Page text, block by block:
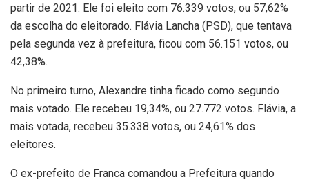
partir de 2021. Ele foi eleito com 76.339 votos, ou 57,62%
da escolha do eleitorado. Flávia Lancha (PSD), que tentava
pela segunda vez à prefeitura, ficou com 56.151 votos, ou
42,38%.
No primeiro turno, Alexandre tinha ficado como segundo
mais votado. Ele recebeu 19,34%, ou 27.772 votos. Flávia, a
mais votada, recebeu 35.338 votos, ou 24,61% dos
eleitores.
O ex-prefeito de Franca comandou a Prefeitura quando